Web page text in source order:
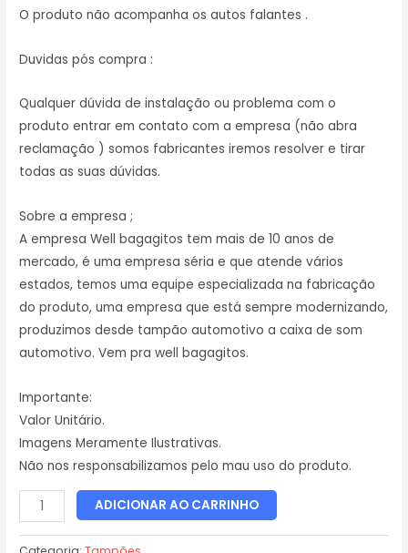
O produto não acompanha os autos falantes .
Duvidas pós compra :
Qualquer dúvida de instalação ou problema com o
produto entrar em contato com a empresa (não abra
reclamação ) somos fabricantes iremos resolver e tirar
todas as suas dúvidas.
Sobre a empresa ;
A empresa Well bagagitos tem mais de 10 anos de
mercado, é uma empresa séria e que atende vários
estados, temos uma equipe especializada na fabricação
do produto, uma empresa que está sempre modernizando,
produzimos desde tampão automotivo a caixa de som
automotivo. Vem pra well bagagitos.
Importante:
Valor Unitário.
Imagens Meramente Ilustrativas.
Não nos responsabilizamos pelo mau uso do produto.
ADICIONAR AO CARRINHO